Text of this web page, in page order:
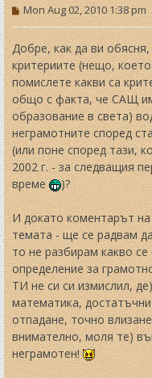
P
o
s
t
Mon Aug 02, 2010 1:38 pm
Добре, как да ви
критериите (нещо,
помислете какви са
общо с факта, че САЩ
образование в света)
неграмотните според
(или поне според тази,
2002 г. - за следващия
време
)?
И докато коментарът на
темата - ще се радвам
то не разбирам какво
определение за
ТИ не си си измислил,
математика,
отпадане, точно
внимателно, моля те)
неграмотен!